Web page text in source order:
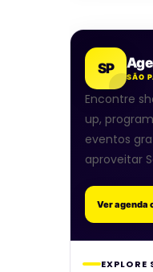
SP
SÃO
Encontre
up,
eventos
aproveitar
Ver agenda
EXPLORE